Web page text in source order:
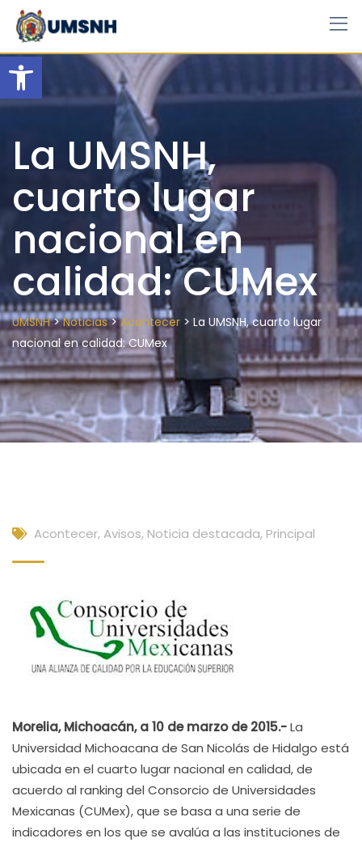
Open toolbar
Skip
content
La UMSNH,
cuarto lugar
nacional en
calidad: CUMex
UMSNH>Noticias>Acontecer > La UMSNH, cuarto lugar
nacional en calidad: CUMex
Acontecer,Avisos, Noticia destacada, Principal
Morelia, Michoacán, a 10 de marzo de 2015.-La
Universidad Michoacana de San Nicolás de Hidalgo está
ubicada en el cuarto lugar nacional en calidad, de
acuerdo al ranking del Consorcio de Universidades
Mexicanas (CUMex), que se basa a una serie de
indicadores en los que se avalúa a las instituciones de